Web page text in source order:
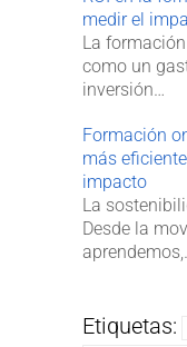
medir el
La
como un
inversión…
Formación
más
impacto
La
Desde la
Etiquetas: